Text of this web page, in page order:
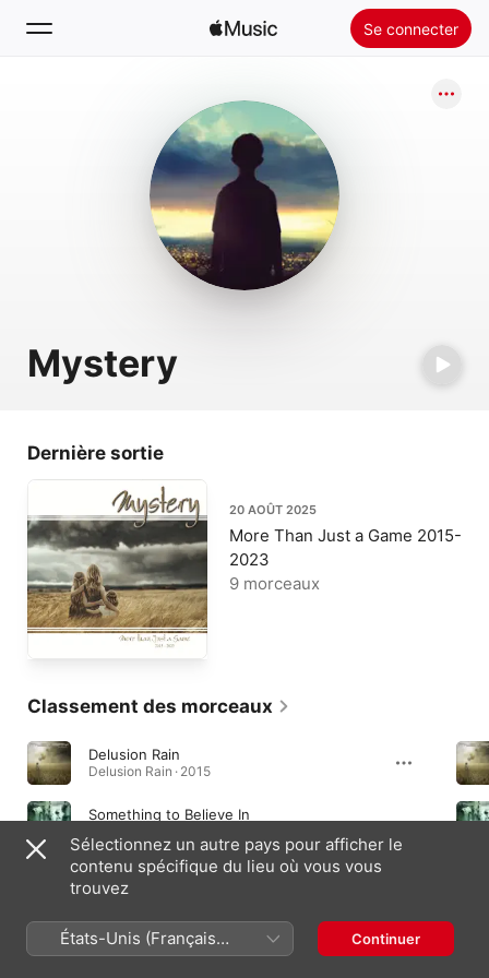
Se connecter
Nouveautés
Installer Apple Music
Mystery
Dernière sortie
20 AOÛT 2025
More Than Just a Game 2015-
2023
9 morceaux
Classement des morceaux
Delusion Rain
Delusion Rain · 2015
Something to Believe In
The Last Glass of Wine
Delusion Rain · 2015
Sélectionnez un autre pays pour afficher le
contenu spécifique du lieu où vous vous
trouvez
États-Unis (Français
France)
Continuer